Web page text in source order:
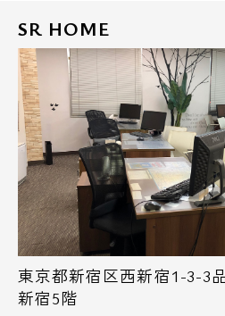
SR HOME
東京都新宿区西新宿1-3-3
新宿5階